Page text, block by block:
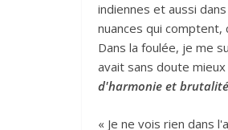
indiennes et aussi
nuances qui
Dans la foulée, je me
avait sans doute
d'harmonie et
« Je ne vois rien dans